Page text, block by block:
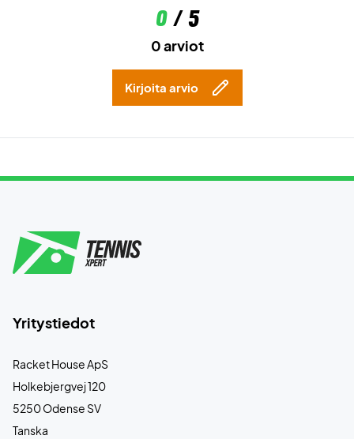
0/ 5
0 arviot
Kirjoita arvio
Yritystiedot
Racket House ApS
Holkebjergvej 120
5250 Odense SV
Tanska